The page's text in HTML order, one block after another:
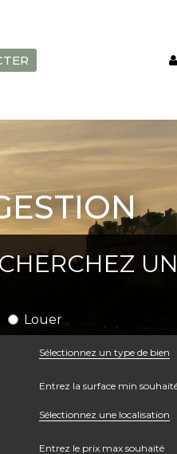
UN
Louer
Sélectionnez un type de bien
Sélectionnez une localisation